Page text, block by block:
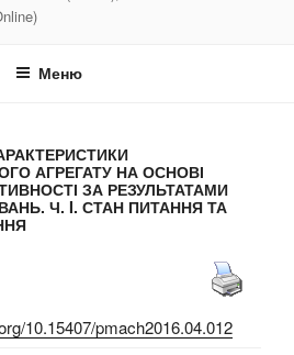
Меню
АГРЕГАТУ НА ОСНОВІ
ЗА РЕЗУЛЬТАТАМИ
Ч. I. СТАН ПИТАННЯ ТА
10.15407/pmach2016.04.012